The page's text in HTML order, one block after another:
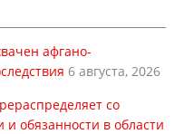
афгано-
6 августа, 2026
со
обязанности в области